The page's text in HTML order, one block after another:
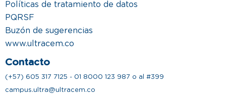
Políticas de tratamiento de datos
PQRSF
Buzón de sugerencias
www.ultracem.co
Contacto
(+57) 605 317 7125 - 01 8000 123 987 o al #399
campus.ultra@ultracem.co